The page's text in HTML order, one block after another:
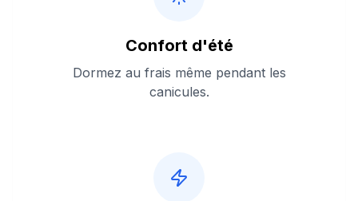
Confort d'été
Dormez au frais même pendant les
canicules.